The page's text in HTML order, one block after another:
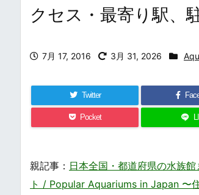
クセス・最寄り駅、
7月 17, 2016 3月 31, 2026
Twitter
Pocket
親記事： 日本全国・都道府県の水族
ト / Popular Aquariums in Japan 〜